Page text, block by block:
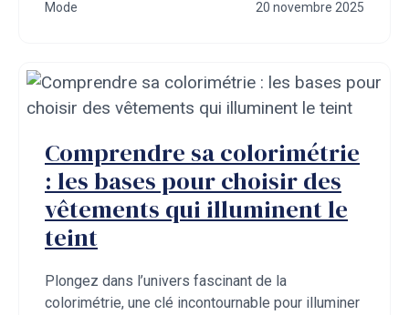
Mode 20 novembre 2025
Comprendre sa colorimétrie
: les bases pour choisir des
vêtements qui illuminent le
teint
Plongez dans l’univers fascinant de la
colorimétrie, une clé incontournable pour illuminer